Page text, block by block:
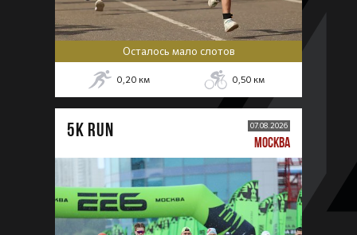
Осталось мало слотов
0,20 км 0,50 км
5К RUN 07.08.2026
МОСКВА